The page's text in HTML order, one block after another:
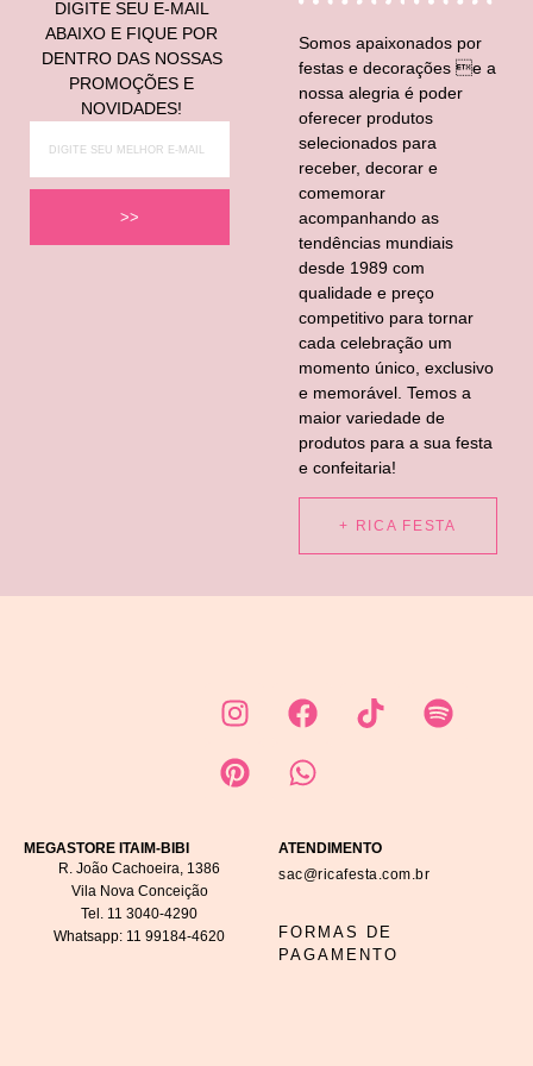
DIGITE SEU E-MAIL
ABAIXO E FIQUE POR
DENTRO DAS NOSSAS
PROMOÇÕES E
NOVIDADES!
>>
Somos apaixonados por
festas e decorações e a
nossa alegria é poder
oferecer produtos
selecionados para
receber, decorar e
comemorar
acompanhando as
tendências mundiais
desde 1989 com
qualidade e preço
competitivo para tornar
cada celebração um
momento único, exclusivo
e memorável. Temos a
maior variedade de
produtos para a sua festa
e confeitaria!
+ RICA FESTA
MEGASTORE ITAIM-BIBI
R. João Cachoeira, 1386
Vila Nova Conceição
Tel. 11 3040-4290
Whatsapp: 11 99184-4620
ATENDIMENTO
sac@ricafesta.com.br
FORMAS DE
PAGAMENTO